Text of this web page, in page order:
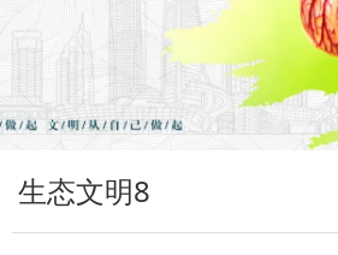
生态文明8